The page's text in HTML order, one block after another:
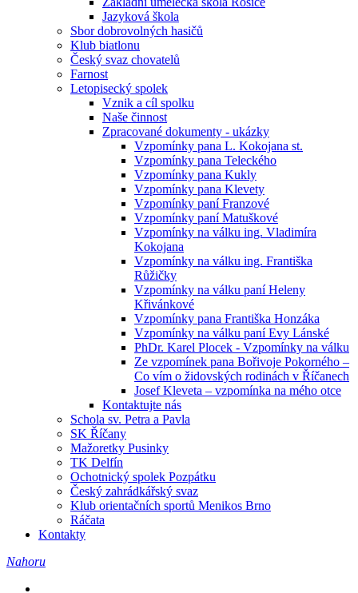
Jazyková škola
Sbor dobrovolných hasičů
Klub biatlonu
Český svaz chovatelů
Farnost
Letopisecký spolek
Vznik a cíl spolku
Naše činnost
Zpracované dokumenty - ukázky
Vzpomínky pana L. Kokojana st.
Vzpomínky pana Teleckého
Vzpomínky pana Kukly
Vzpomínky pana Klevety
Vzpomínky paní Franzové
Vzpomínky paní Matuškové
Vzpomínky na válku ing. Vladimíra
Kokojana
Vzpomínky na válku ing. Františka
Růžičky
Vzpomínky na válku paní Heleny
Křivánkové
Vzpomínky pana Františka Honzáka
Vzpomínky na válku paní Evy Lánské
PhDr. Karel Plocek - Vzpomínky na válku
Ze vzpomínek pana Bořivoje Pokorného –
Co vím o židovských rodinách v Říčanech
Josef Kleveta – vzpomínka na mého otce
Kontaktujte nás
Schola sv. Petra a Pavla
SK Říčany
Mažoretky Pusinky
TK Delfín
Ochotnický spolek Pozpátku
Český zahrádkářský svaz
Klub orientačních sportů Menikos Brno
Ráčata
Kontakty
Nahoru